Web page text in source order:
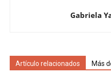
Gabriela
Artículo relacionados Más